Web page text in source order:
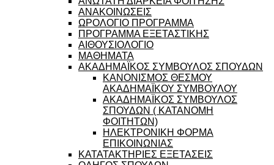
ΑΝΑΚΟΙΝΩΣΕΙΣ
ΩΡΟΛΟΓΙΟ ΠΡΟΓΡΑΜΜΑ
ΠΡΟΓΡΑΜΜΑ ΕΞΕΤΑΣΤΙΚΗΣ
ΑΙΘΟΥΣΙΟΛΟΓΙΟ
ΜΑΘΗΜΑΤΑ
ΑΚΑΔΗΜΑΪΚΟΣ ΣΥΜΒΟΥΛΟΣ ΣΠΟΥΔΩΝ
ΚΑΝΟΝΙΣΜΟΣ ΘΕΣΜΟΥ
ΑΚΑΔΗΜΑΪΚΟΥ ΣΥΜΒΟΥΛΟΥ
ΑΚΑΔΗΜΑΪΚΟΣ ΣΥΜΒΟΥΛΟΣ
ΣΠΟΥΔΩΝ ( ΚΑΤΑΝΟΜΗ
ΦΟΙΤΗΤΩΝ)
ΗΛΕΚΤΡΟΝΙΚΗ ΦΟΡΜΑ
ΕΠΙΚΟΙΝΩΝΙΑΣ
ΚΑΤΑΤΑΚΤΗΡΙΕΣ ΕΞΕΤΑΣΕΙΣ